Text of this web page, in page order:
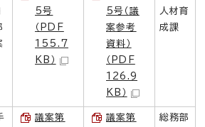
5号
（PDF
155.7
KB）
5号（議
案参考
資料）
（PDF
126.9
KB）
人材育
成課
議案第
議案第
総務部